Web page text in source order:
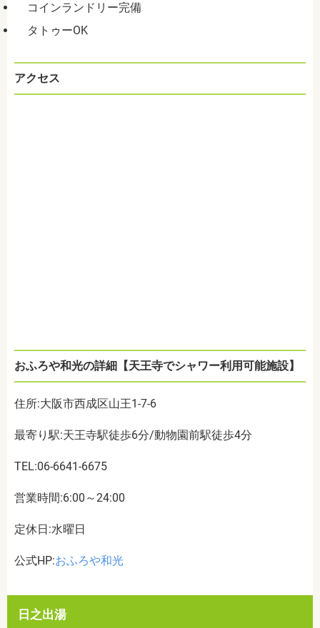
コインランドリー完備
タトゥーOK
アクセス
おふろや和光の詳細【天王寺でシャワー利用可能施設】
住所:大阪市西成区山王1-7-6
最寄り駅:天王寺駅徒歩6分/動物園前駅徒歩4分
TEL:06-6641-6675
営業時間:6:00～24:00
定休日:水曜日
公式HP:おふろや和光
日之出湯